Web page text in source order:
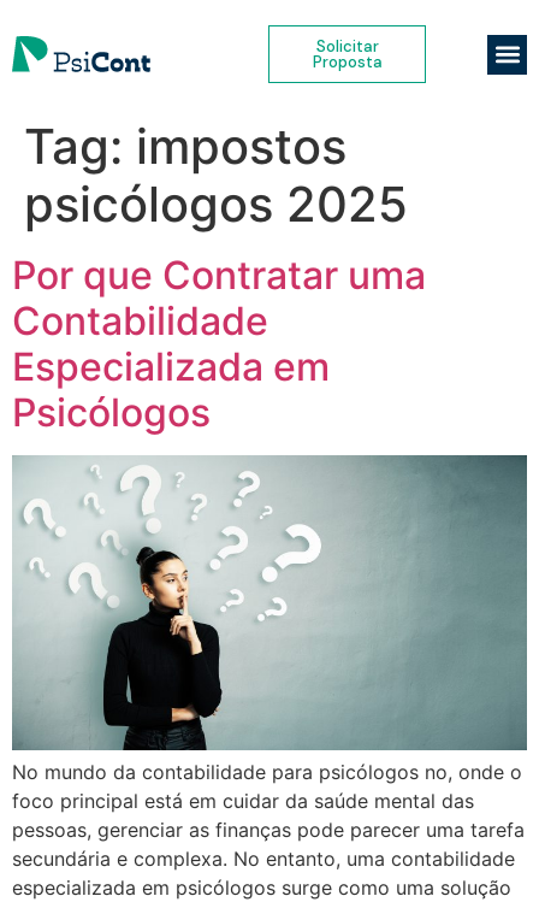
Solicitar
Proposta
Tag: impostos
psicólogos 2025
Por que Contratar uma
Contabilidade
Especializada em
Psicólogos
No mundo da contabilidade para psicólogos no, onde o
foco principal está em cuidar da saúde mental das
pessoas, gerenciar as finanças pode parecer uma tarefa
secundária e complexa. No entanto, uma contabilidade
especializada em psicólogos surge como uma solução